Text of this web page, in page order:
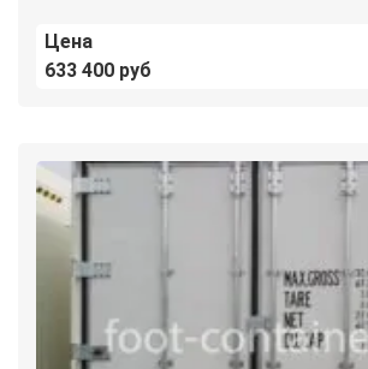
Цена
633 400 руб